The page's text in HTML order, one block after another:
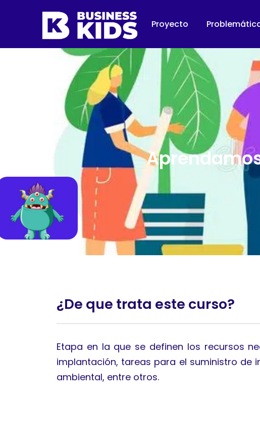
Proyecto
¿De que trata este curso?
Etapa en la que se definen los recursos
implantación, tareas para el suministro de
ambiental, entre otros.